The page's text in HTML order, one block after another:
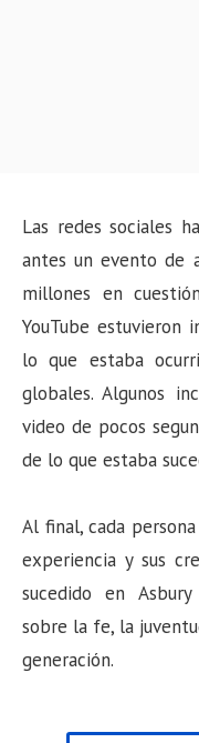
Las redes sociales
antes un evento de
millones en
YouTube estuvieron
lo que estaba
globales. Algunos
video de pocos
de lo que estaba
Al final, cada
experiencia y sus
sucedido en
sobre la fe, la
generación.